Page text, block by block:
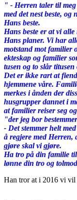
" - Herren taler til
med det nest beste, og
Hans beste.
Hans beste er at vi
Hans planer. Vi har
motstand mot familier
ekteskap og familier
tusen og to slår titusen
Det er ikke rart at
hjemmene våre.
merkes i ånden der
husgrupper dannet i
at familier reiser seg
"der jeg bor
- Det stemmer helt
å regjere med Herren,
gjøre skal vi gjøre.
Ha tro på din familie
lønne din tro og
Han tror at i 2016 vi vil